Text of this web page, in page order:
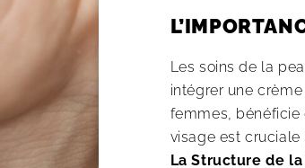
Les soins de la
intégrer une
femmes, bénéficie
visage est
La Structure de